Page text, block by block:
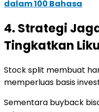
dalam 100 Bahasa
4. Strategi
Tingkatkan
Stock split membuat
memperluas basis
Sementara buyback